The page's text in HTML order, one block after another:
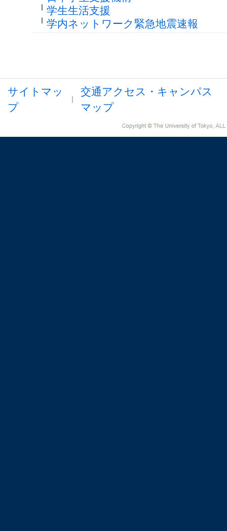
学生生活支援
学内ネットワーク緊急地震速報
サイトマッ
プ
交通アクセス・キャンパス
マップ